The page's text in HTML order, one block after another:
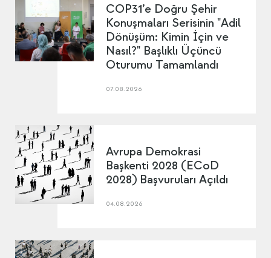
COP31’e Doğru Şehir
Konuşmaları Serisinin "Adil
Dönüşüm: Kimin İçin ve
Nasıl?" Başlıklı Üçüncü
Oturumu Tamamlandı
07.08.2026
Avrupa Demokrasi
Başkenti 2028 (ECoD
2028) Başvuruları Açıldı
04.08.2026